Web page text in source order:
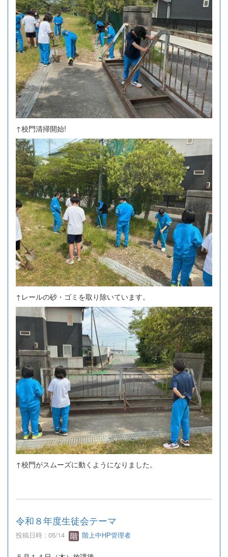
↑校門清掃開始!
↑レールの砂・ゴミを取り除いています。
↑校門がスムーズに動くようになりました。
令和８年度生徒会テーマ
投稿日時 : 05/14 階上中HP管理者